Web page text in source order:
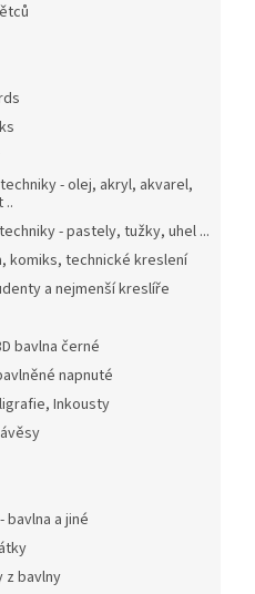
- olej, akryl, akvarel,
..
- pastely, tužky, uhel ...
komiks, technické kreslení
a nejmenší kreslíře
bavlna černé
napnuté
Inkousty
bavlna a jiné
z bavlny